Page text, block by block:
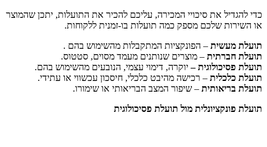
כדי להגדיל את סיכויי המכירה, עליכם להכיר את התועלות, יתכן שהמוצר
או השירות שלכם מספק כמה תועלות בו-זמנית ללקוחות.
תועלת מעשית – הפונקציות המתקבלות מהשימוש בהם .
תועלת חברתית – מוצרים שנותנים מעמד מסוים, סטטוס.
תועלת פסיכולוגית –יוקרה, דימוי עצמי, הנובעים מהשימוש בהם.
תועלת כלכלית – רכישה מהיבט כלכלי, חיסכון עכשווי או עתידי.
תועלת בריאותית – שיפור המצב הבריאותי או שימורו.
תועלת פונקציונלית מול תועלת פסיכולוגית